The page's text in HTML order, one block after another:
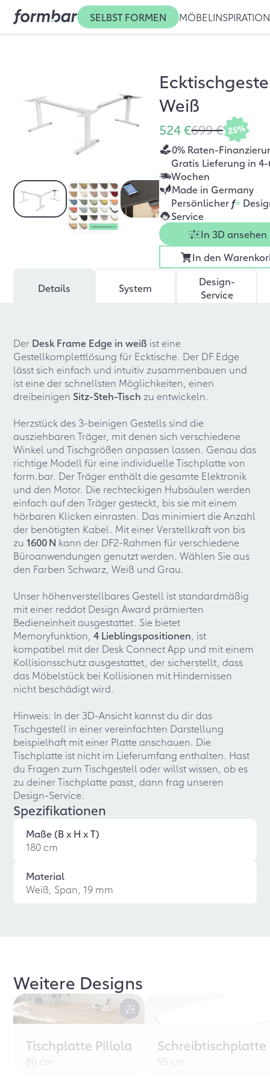
SELBST FORMEN MÖBEL INSPIRATION
Weiß
524 €699 € 25%
0% Raten-
Gratis Lieferung in 4-
Wochen
Made in Germany
Persönlicher f+
Service
In 3D ansehen
In den
Details System
Design-
Service
Der Desk Frame Edge in weiß ist eine
Gestellkomplettlösung für Ecktische. Der DF Edge
lässt sich einfach und intuitiv zusammenbauen und
ist eine der schnellsten Möglichkeiten, einen
dreibeinigen Sitz-Steh-Tisch zu entwickeln.
Herzstück des 3-beinigen Gestells sind die
ausziehbaren Träger, mit denen sich verschiedene
Winkel und Tischgrößen anpassen lassen. Genau das
richtige Modell für eine individuelle Tischplatte von
form.bar. Der Träger enthält die gesamte Elektronik
und den Motor. Die rechteckigen Hubsäulen werden
einfach auf den Träger gesteckt, bis sie mit einem
hörbaren Klicken einrasten. Das minimiert die Anzahl
der benötigten Kabel. Mit einer Verstellkraft von bis
zu1600 N kann der DF2-Rahmen für verschiedene
Büroanwendungen genutzt werden. Wählen Sie aus
den Farben Schwarz, Weiß und Grau.
Unser höhenverstellbares Gestell ist standardmäßig
mit einer reddot Design Award prämierten
Bedieneinheit ausgestattet. Sie bietet
Memoryfunktion,4 Lieblingspositionen , ist
kompatibel mit der Desk Connect App und mit einem
Kollisionsschutz ausgestattet, der sicherstellt, dass
das Möbelstück bei Kollisionen mit Hindernissen
nicht beschädigt wird.
Hinweis: In der 3D-Ansicht kannst du dir das
Tischgestell in einer vereinfachten Darstellung
beispielhaft mit einer Platte anschauen. Die
Tischplatte ist nicht im Lieferumfang enthalten. Hast
du Fragen zum Tischgestell oder willst wissen, ob es
zu deiner Tischplatte passt, dann frag unseren
Design-Service.
Spezifikationen
Maße (B x H x T)
180 cm
Material
Weiß, Span, 19 mm
Weitere Designs
Tischplatte Pillola
80 cm
Schreibtischplatte
95 cm